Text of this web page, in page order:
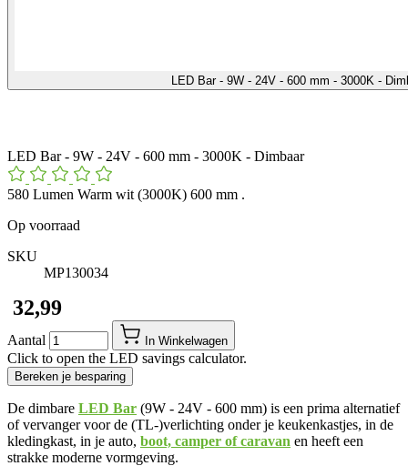
LED Bar - 9W - 24V - 600 mm - 3000K -
LED Bar - 9W - 24V - 600 mm - 3000K - Dimbaar
580 Lumen Warm wit (3000K) 600 mm .
Op voorraad
SKU
MP130034
​ 32,99
Aantal In Winkelwagen
Click to open the LED savings calculator.
Bereken je besparing
De dimbare LED Bar (9W - 24V - 600 mm) is een prima alternatief
of vervanger voor de (TL-)verlichting onder je keukenkastjes, in de
kledingkast, in je auto, boot, camper of caravan en heeft een
strakke moderne vormgeving.